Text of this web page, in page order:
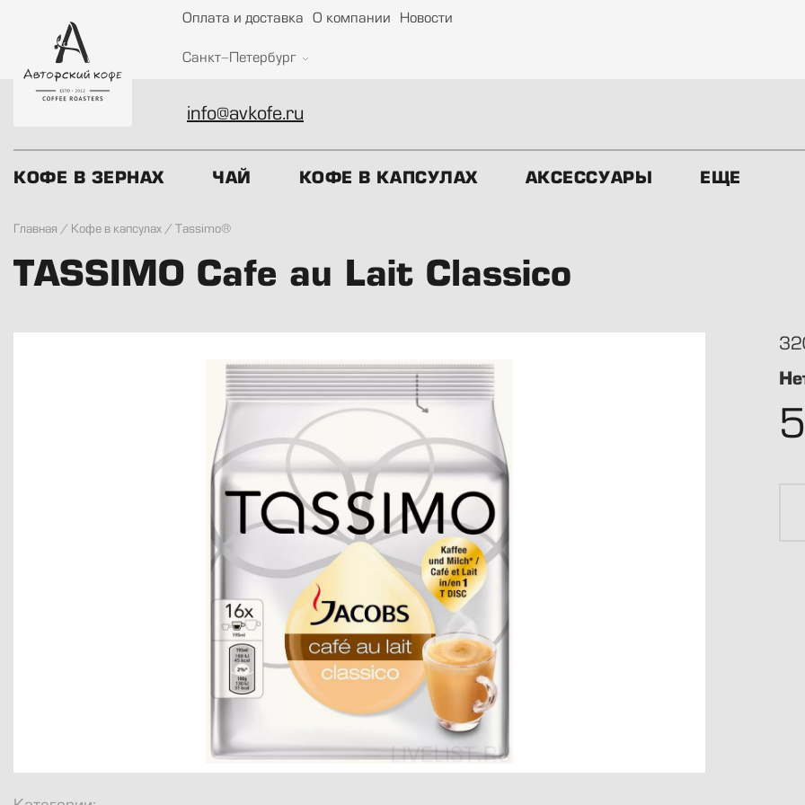
Оплата и доставка О компании Новости
Санкт-Петербург
info@avkofe.ru
КОФЕ В ЗЕРНАХ ЧАЙ КОФЕ В КАПСУЛАХ АКСЕССУАРЫ ЕЩЕ
Главная / Кофе в капсулах / Tassimo®
TASSIMO Cafe au Lait Classico